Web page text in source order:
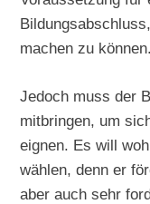
machen zu können.
Jedoch muss der
mitbringen, um
eignen. Es will
wählen, denn er
aber auch sehr